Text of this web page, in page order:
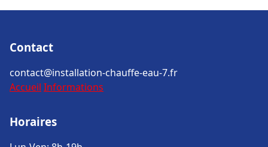
Contact
contact@installation-chauffe-eau-7.fr
Accueil Informations
Horaires